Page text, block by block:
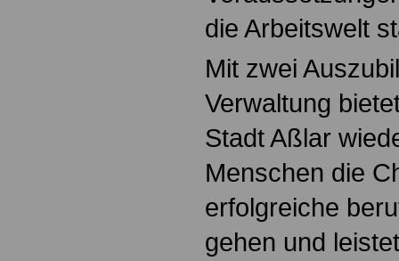
die Arbeitswelt
Mit zwei
Verwaltung
Stadt Aßlar
Menschen die
erfolgreiche
gehen und